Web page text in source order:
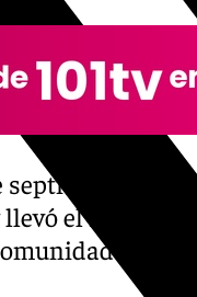
septiembre
el resto de